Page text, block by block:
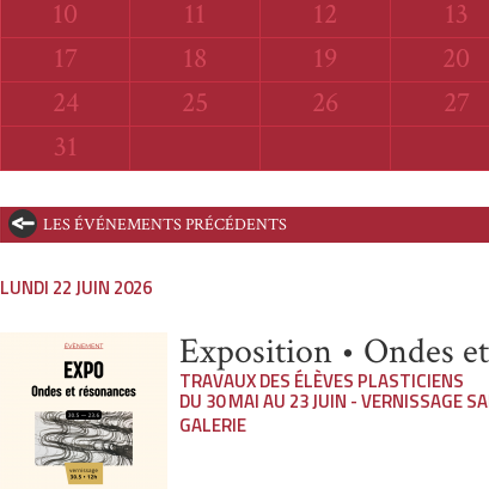
Lundi
10 Mardi
11 Mercredi
12 Jeudi
13
Lundi
17 Mardi
18 Mercredi
19 Jeudi
20
Lundi
24 Mardi
25 Mercredi
26 Jeudi
27
Lundi
31
LES ÉVÉNEMENTS PRÉCÉDENTS
LUNDI 22 JUIN 2026
Exposition • Ondes
TRAVAUX DES ÉLÈVES PLASTICIENS
DU 30 MAI AU 23 JUIN - VERNISSAGE
GALERIE